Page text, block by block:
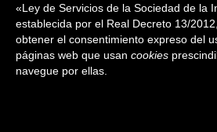
«Ley de Servicios de la Sociedad de la
establecida por el Real Decreto 13/
obtener el consentimiento expreso del
páginas web que usan cookies
navegue por ellas.